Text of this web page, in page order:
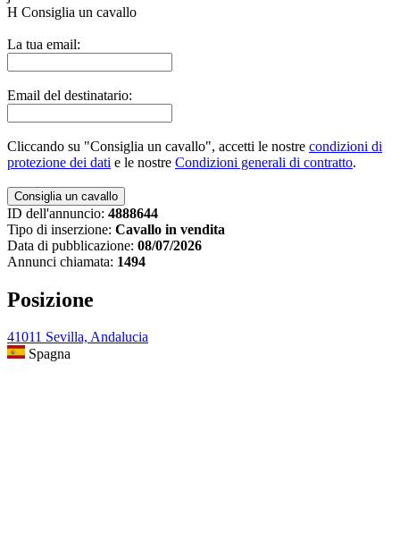
H Consiglia un cavallo
La tua email:
Email del destinatario:
Cliccando su "Consiglia un cavallo", accetti le nostre condizioni di
protezione dei dati e le nostre Condizioni generali di contratto.
ID dell'annuncio: 4888644
Tipo di inserzione: Cavallo in vendita
Data di pubblicazione: 08/07/2026
Annunci chiamata: 1494
Posizione
41011 Sevilla, Andalucia
Spagna